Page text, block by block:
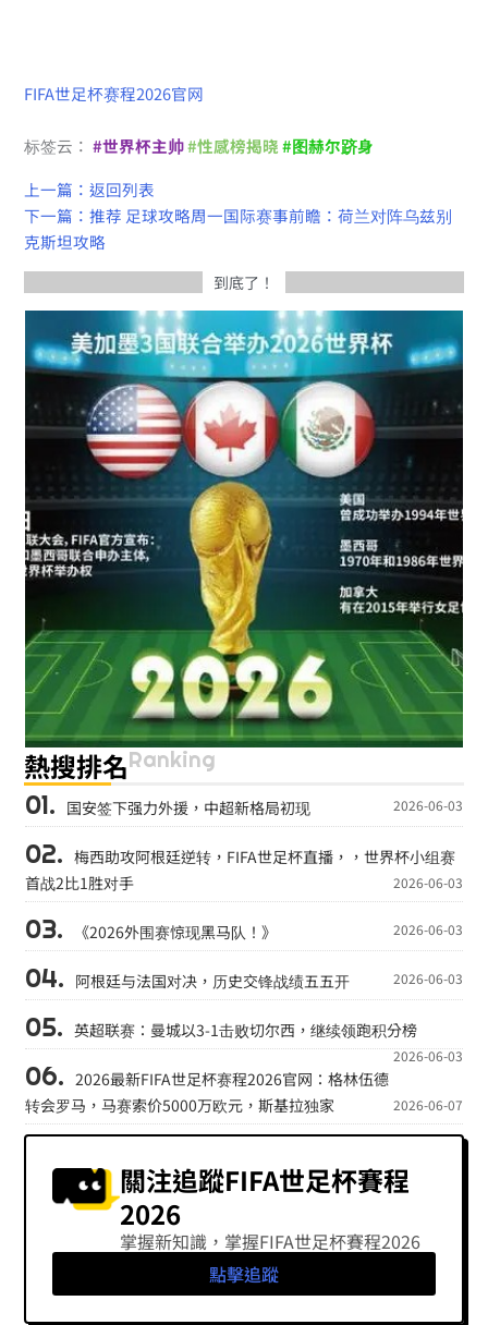
FIFA世足杯赛程2026官网
标签云：#世界杯主帅#性感榜揭晓#图赫尔跻身
上一篇：返回列表
下一篇：推荐 足球攻略周一国际赛事前瞻：荷兰对阵乌兹别
克斯坦攻略
到底了！
熱搜排名Ranking
国安签下强力外援，中超新格局初现 2026-06-03
梅西助攻阿根廷逆转，FIFA世足杯直播，，世界杯小组赛
首战2比1胜对手
2026-06-03
《2026外围赛惊现黑马队！》 2026-06-03
阿根廷与法国对决，历史交锋战绩五五开 2026-06-03
英超联赛：曼城以3-1击败切尔西，继续领跑积分榜
2026-06-03
2026最新FIFA世足杯赛程2026官网：格林伍德
转会罗马，马赛索价5000万欧元，斯基拉独家
2026-06-07
關注追蹤FIFA世足杯賽程
2026
掌握新知識，掌握FIFA世足杯賽程2026
點擊追蹤